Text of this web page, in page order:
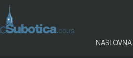
NASLOVNA